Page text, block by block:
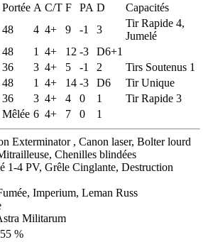
Portée A C/T F PA D
Capacités
48 4 4+ 9 -1 3
Tir Rapide 4,
Jumelé
48 1 4+ 12 -3
D6+1
36 3 4+ 5 -1 2
Tirs Soutenus 1
48 1 4+ 14 -3 D6
Tir Unique
36 3 4+ 4 0 1
Tir Rapide 3
Mêlée 6 4+ 7 0 1
Exterminator , Canon laser, Bolter lourd
Chenilles blindées
1-4 PV, Grêle Cinglante, Destruction
Imperium, Leman Russ
Militarum
%